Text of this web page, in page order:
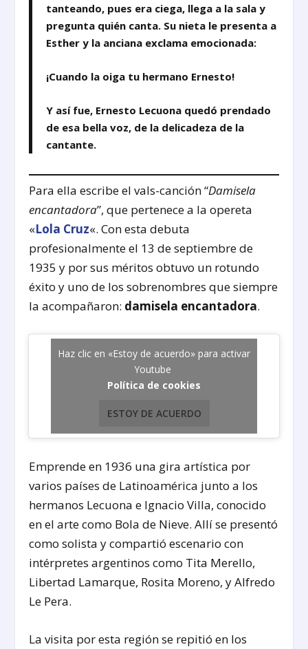
tanteando, pues era ciega, llega a la sala y
pregunta quién canta. Su nieta le presenta a
Esther y la anciana exclama emocionada:
¡Cuando la oiga tu hermano Ernesto!
Y así fue, Ernesto Lecuona quedó prendado
de esa bella voz, de la delicadeza de la
cantante.
Para ella escribe el vals-canción “Damisela
encantadora”, que pertenece a la opereta
«Lola Cruz«. Con esta debuta
profesionalmente el 13 de septiembre de
1935 y por sus méritos obtuvo un rotundo
éxito y uno de los sobrenombres que siempre
la acompañaron: damisela encantadora.
Haz clic en «Estoy de acuerdo» para activar
Youtube
Política de cookies
ESTOY DE ACUERDO
Emprende en 1936 una gira artística por
varios países de Latinoamérica junto a los
hermanos Lecuona e Ignacio Villa, conocido
en el arte como Bola de Nieve. Allí se presentó
como solista y compartió escenario con
intérpretes argentinos como Tita Merello,
Libertad Lamarque, Rosita Moreno, y Alfredo
Le Pera.
La visita por esta región se repitió en los